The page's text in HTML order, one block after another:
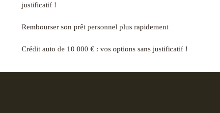
justificatif !
Rembourser son prêt personnel plus rapidement
Crédit auto de 10 000 € : vos options sans justificatif !